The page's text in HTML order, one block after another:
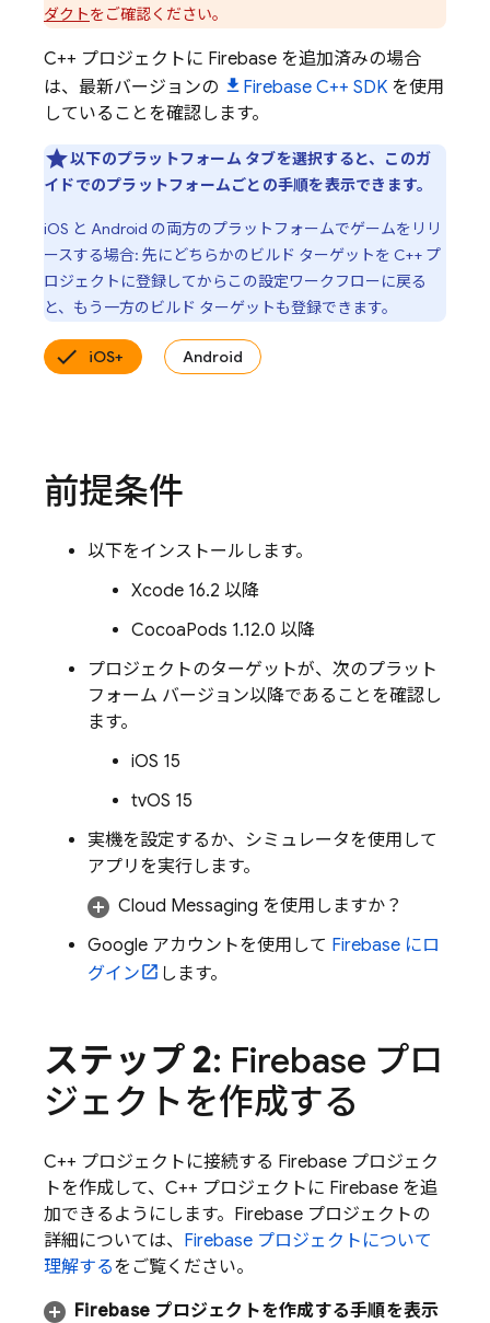
ダクトをご確認ください。
C++ プロジェクトに Firebase を追加済みの場合
は、最新バージョンの
Firebase C++ SDK を使用
していることを確認します。
以下のプラットフォーム タブを選択すると、このガ
イドでのプラットフォームごとの手順を表示できます。
iOS と Android の両方のプラットフォームでゲームをリリ
ースする場合: 先にどちらかのビルド ターゲットを C++ プ
ロジェクトに登録してからこの設定ワークフローに戻る
と、もう一方のビルド ターゲットも登録できます。
iOS+ Android
前提条件
以下をインストールします。
Xcode 16.2 以降
CocoaPods 1.12.0 以降
プロジェクトのターゲットが、次のプラット
フォーム バージョン以降であることを確認し
ます。
iOS 15
tvOS 15
実機を設定するか、シミュレータを使用して
アプリを実行します。
Cloud Messaging を使用しますか？
Google アカウントを使用して Firebase にロ
グイン
します。
ステップ 2: Firebase プロ
ジェクトを作成する
C++ プロジェクトに接続する Firebase プロジェク
トを作成して、C++ プロジェクトに Firebase を追
加できるようにします。Firebase プロジェクトの
詳細については、 Firebase プロジェクトについて
理解するをご覧ください。
Firebase プロジェクトを作成する手順を表示